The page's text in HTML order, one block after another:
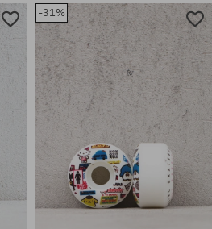
Elérhető méretek:
7.87
-31%